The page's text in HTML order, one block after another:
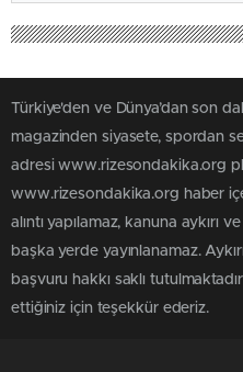
Türkiye'den ve Dünya’dan son
magazinden siyasete, spordan
adresi www.rizesondakika.org
www.rizesondakika.org haber
alıntı yapılamaz, kanuna aykırı
başka yerde yayınlanamaz.
başvuru hakkı saklı
ettiğiniz için teşekkür ederiz.